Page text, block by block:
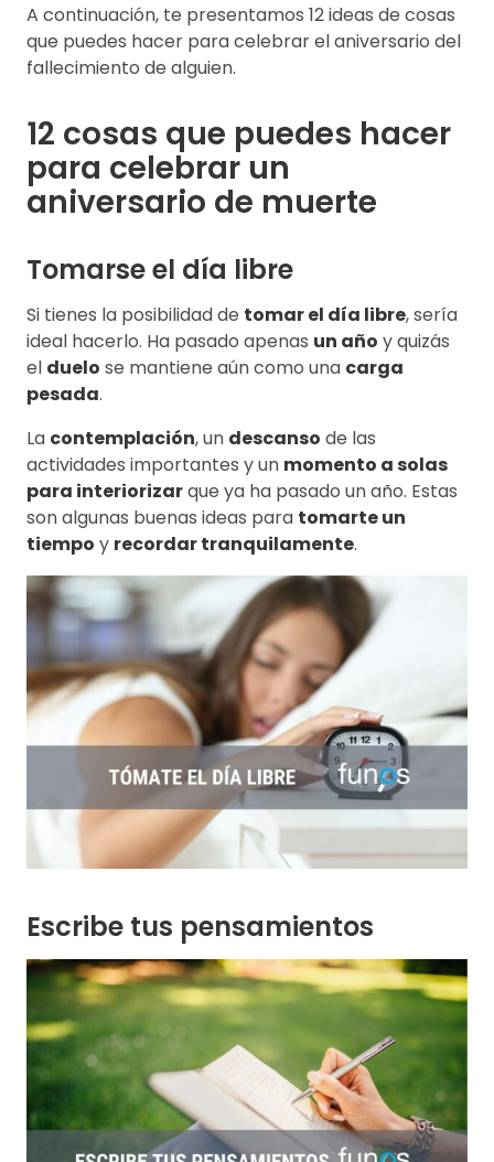
A continuación, te presentamos 12 ideas de cosas
que puedes hacer para celebrar el aniversario del
fallecimiento de alguien.
12 cosas que puedes hacer
para celebrar un
aniversario de muerte
Tomarse el día libre
Si tienes la posibilidad de tomar el día libre, sería
ideal hacerlo. Ha pasado apenas un año y quizás
el duelo se mantiene aún como una carga
pesada.
La contemplación, un descanso de las
actividades importantes y un momento a solas
para interiorizarque ya ha pasado un año. Estas
son algunas buenas ideas para tomarte un
tiempo y recordar tranquilamente.
Escribe tus pensamientos